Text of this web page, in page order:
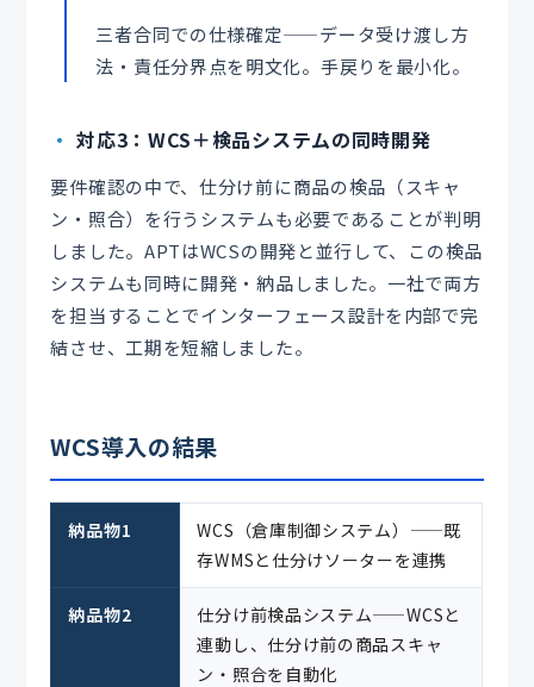
三者合同での仕様確定——データ受け渡し方
法・責任分界点を明文化。手戻りを最小化。
対応3：WCS＋検品システムの同時開発
要件確認の中で、仕分け前に商品の検品（スキャ
ン・照合）を行うシステムも必要であることが判明
しました。APTはWCSの開発と並行して、この検品
システムも同時に開発・納品しました。一社で両方
を担当することでインターフェース設計を内部で完
結させ、工期を短縮しました。
WCS導入の結果
納品物1
WCS（倉庫制御システム）——既
存WMSと仕分けソーターを連携
納品物2
仕分け前検品システム——WCSと
連動し、仕分け前の商品スキャ
ン・照合を自動化